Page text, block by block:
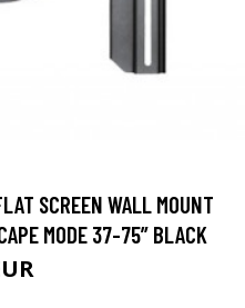
SCREEN WALL MOUNT
MODE 37-75” BLACK